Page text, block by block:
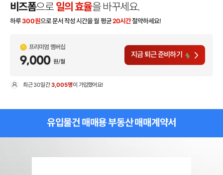
비즈폼으로 일의 효율을 바꾸세요.
하루300원으로 문서 작성 시간을 월 평균20시간절약하세요!
프리미엄 멤버십
9,000 원/월
지금 퇴근 준비하기
최근30일간3,005명이 가입했어요!
유입물건 매매용 부동산 매매계약서